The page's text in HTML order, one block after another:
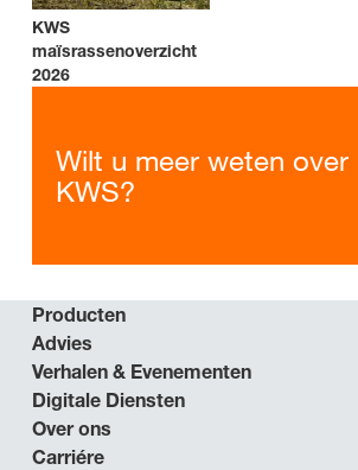
KWS
maïsrassenoverzicht
2026
Wilt u meer weten over
KWS?
Producten
Advies
Verhalen & Evenementen
Digitale Diensten
Over ons
Carriére